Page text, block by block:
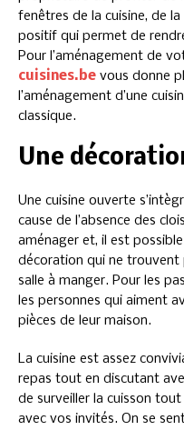
fenêtres de la cuisine, de
positif qui permet de
Pour l’aménagement de
cuisines.be vous donne
l’aménagement d’une
classique.
Une
Une cuisine ouverte
cause de l’absence des
aménager et, il est
décoration qui ne trouvent
salle à manger. Pour les
les personnes qui aiment
pièces de leur maison.
La cuisine est assez
repas tout en discutant
de surveiller la cuisson
avec vos invités. On se